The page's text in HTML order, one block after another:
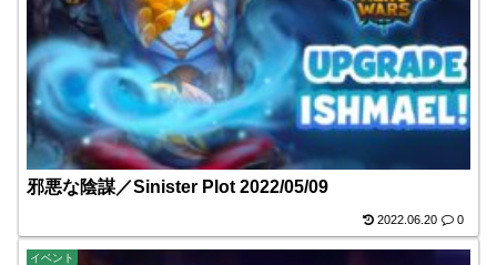
邪悪な陰謀／Sinister Plot 2022/05/09
2022.06.20 0
イベント